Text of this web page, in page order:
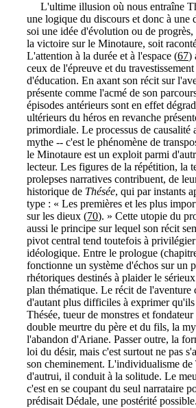
L'ultime illusion où nous entraîne
une logique du discours et donc à
soi une idée d'évolution ou de
la victoire sur le Minotaure, soit
L'attention à la durée et à l'espace (67)
ceux de l'épreuve et du
d'éducation. En axant son récit sur
présente comme l'acmé de son
épisodes antérieurs sont en effet
ultérieurs du héros en revanche
primordiale. Le processus de
mythe -- c'est le phénomène de
le Minotaure est un exploit parmi
lecteur. Les figures de la répétition, la
prolepses narratives contribuent, de
historique de Thésée, qui par instants
type : « Les premières et les plus
sur les dieux (70). » Cette utopie du
aussi le principe sur lequel son récit
pivot central tend toutefois à
idéologique. Entre le prologue
fonctionne un système d'échos sur un
rhétoriques destinés à plaider le
plan thématique. Le récit de l'aventure
d'autant plus difficiles à exprimer
Thésée, tueur de monstres et
double meurtre du père et du fils, la
l'abandon d'Ariane. Passer outre, la
loi du désir, mais c'est surtout ne pas
son cheminement. L'individualisme
d'autrui, il conduit à la solitude. Le
c'est en se coupant du seul narrataire
prédisait Dédale, une postérité